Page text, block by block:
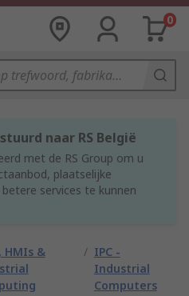
0
naar RS België
met de RS Group om u
plaatselijke
services te kunnen
HMIs &
/ IPC -
Industrial
Computers